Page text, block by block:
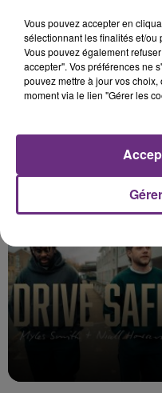
9h50
9h50
Juste Un Peu
Vous pouvez accepter en
sélectionnant les finalités et/ou
Vous pouvez également
accepter". Vos préférences ne
pouvez mettre à jour vos
moment via le lien "Gérer les